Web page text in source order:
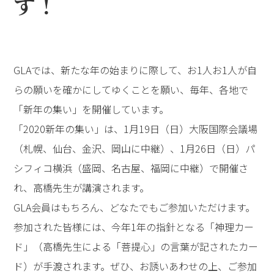
GLAでは、新たな年の始まりに際して、お1人お1人が自
らの願いを確かにしてゆくことを願い、毎年、各地で
「新年の集い」を開催しています。
「2020新年の集い」は、1月19日（日）大阪国際会議場
（札幌、仙台、金沢、岡山に中継）、1月26日（日）パ
シフィコ横浜（盛岡、名古屋、福岡に中継）で開催さ
れ、高橋先生が講演されます。
GLA会員はもちろん、どなたでもご参加いただけます。
参加された皆様には、今年1年の指針となる「神理カー
ド」（高橋先生による「菩提心」の言葉が記されたカー
ド）が手渡されます。ぜひ、お誘いあわせの上、ご参加